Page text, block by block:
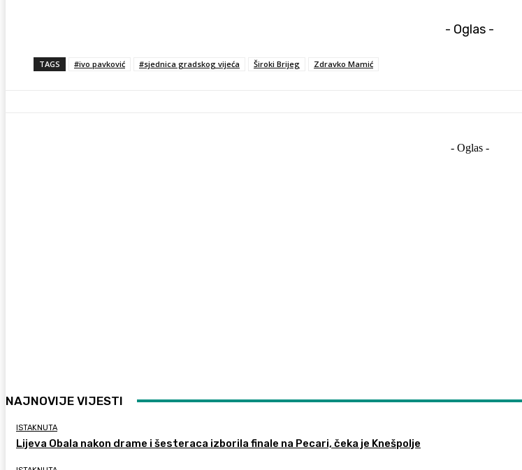
- Oglas -
TAGS #ivo pavković #sjednica gradskog vijeća Široki Brijeg Zdravko Mamić
- Oglas -
NAJNOVIJE VIJESTI
ISTAKNUTA
Lijeva Obala nakon drame i šesteraca izborila finale na Pecari, čeka je Knešpolje